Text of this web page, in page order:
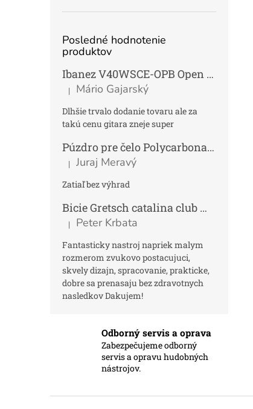
Posledné hodnotenie
produktov
Ibanez V40WSCE-OPB Open Pore Brown Elektroakustická gitara Dreadnought
Hodnotenie produktu je 4 z 5 hviezdičiek.
| Mário Gajarský
Dlhšie trvalo dodanie tovaru ale za
takú cenu gitara zneje super
Púzdro pre čelo Polycarbonat FUN
Hodnotenie produktu je 5 z 5 hviezdičiek.
| Juraj Meravý
Zatiaľ bez výhrad
Bicie Gretsch catalina club micro kit saf
Hodnotenie produktu je 5 z 5 hviezdičiek.
| Peter Krbata
Fantasticky nastroj napriek malym
rozmerom zvukovo postacujuci,
skvely dizajn, spracovanie, prakticke,
dobre sa prenasaju bez zdravotnych
nasledkov Dakujem!
Odborný servis a oprava
Zabezpečujeme odborný
servis a opravu hudobných
nástrojov.